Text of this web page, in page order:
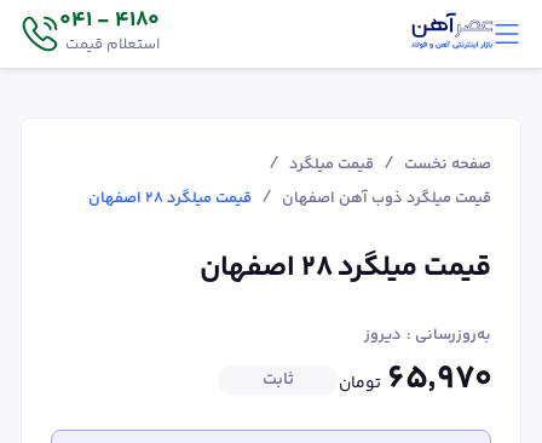
4180 - 041
استعلام قیمت
صفحه نخست / قیمت میلگرد /
قیمت میلگرد ذوب آهن اصفهان / قیمت میلگرد ۲۸ اصفهان
قیمت میلگرد ۲۸ اصفهان
به‌روزرسانی : دیروز
۶۵٬۹۷۰ تومان ثابت